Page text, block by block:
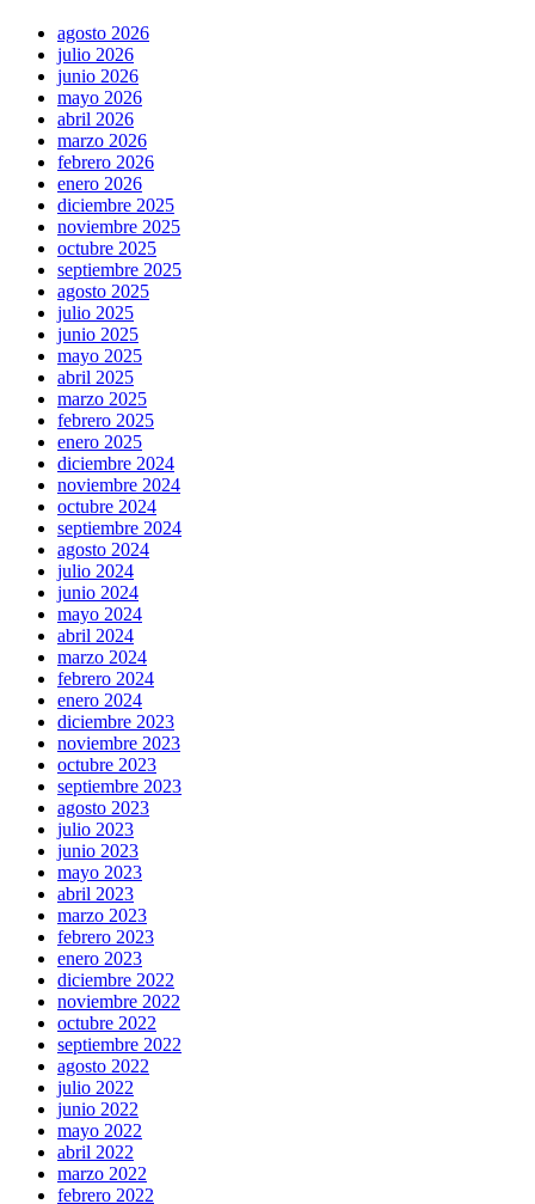
agosto 2026
julio 2026
junio 2026
mayo 2026
abril 2026
marzo 2026
febrero 2026
enero 2026
diciembre 2025
noviembre 2025
octubre 2025
septiembre 2025
agosto 2025
julio 2025
junio 2025
mayo 2025
abril 2025
marzo 2025
febrero 2025
enero 2025
diciembre 2024
noviembre 2024
octubre 2024
septiembre 2024
agosto 2024
julio 2024
junio 2024
mayo 2024
abril 2024
marzo 2024
febrero 2024
enero 2024
diciembre 2023
noviembre 2023
octubre 2023
septiembre 2023
agosto 2023
julio 2023
junio 2023
mayo 2023
abril 2023
marzo 2023
febrero 2023
enero 2023
diciembre 2022
noviembre 2022
octubre 2022
septiembre 2022
agosto 2022
julio 2022
junio 2022
mayo 2022
abril 2022
marzo 2022
febrero 2022